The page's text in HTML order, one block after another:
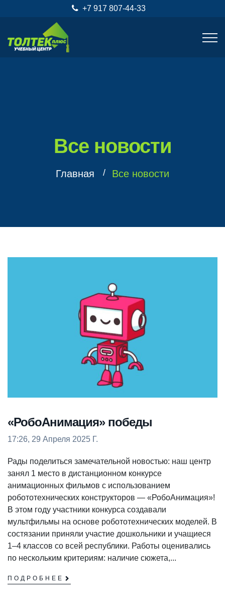
+7 917 807-44-33
Все новости
Главная Все новости
«РобоАнимация» победы
17:26, 29 Апреля 2025 Г.
Рады поделиться замечательной новостью: наш центр
занял 1 место в дистанционном конкурсе
анимационных фильмов с использованием
робототехнических конструкторов — «РобоАнимация»!
В этом году участники конкурса создавали
мультфильмы на основе робототехнических моделей. В
состязании приняли участие дошкольники и учащиеся
1–4 классов со всей республики. Работы оценивались
по нескольким критериям: наличие сюжета,...
ПОДРОБНЕЕ